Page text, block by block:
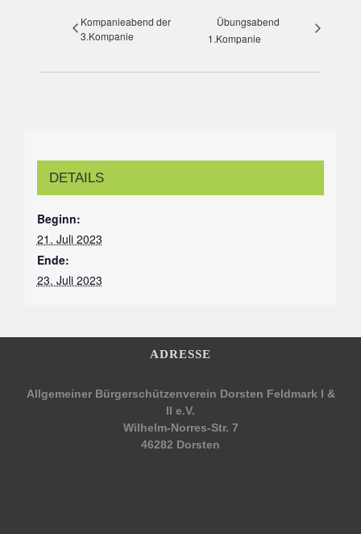
Kompanieabend der
3.Kompanie
Übungsabend
1.Kompanie
DETAILS
Beginn:
21. Juli 2023
Ende:
23. Juli 2023
ADRESSE
Allgemeiner Bürgerschützenverein Dorsten Feldmark I &
II e.V.
Wilhelm-Norres-Str. 7
46282 Dorsten